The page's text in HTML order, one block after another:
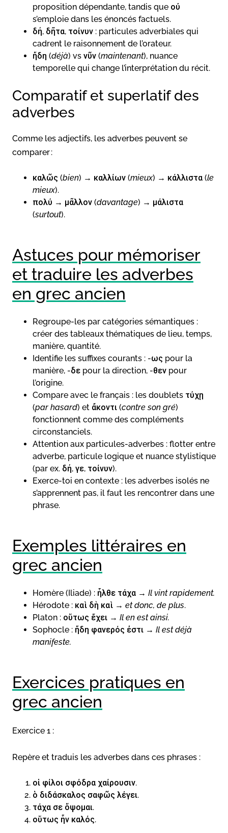
proposition dépendante, tandis que οὐ
s’emploie dans les énoncés factuels.
δή, δῆτα, τοίνυν : particules adverbiales qui
cadrent le raisonnement de l’orateur.
ἤδη (déjà) vs νῦν (maintenant), nuance
temporelle qui change l’interprétation du récit.
Comparatif et superlatif des
adverbes
Comme les adjectifs, les adverbes peuvent se
comparer :
καλῶς (bien) → καλλίων (mieux) → κάλλιστα (le
mieux).
πολύ → μᾶλλον (davantage) → μάλιστα
(surtout).
Astuces pour mémoriser
et traduire les adverbes
en grec ancien
Regroupe-les par catégories sémantiques :
créer des tableaux thématiques de lieu, temps,
manière, quantité.
Identifie les suffixes courants : -ως pour la
manière, -δε pour la direction, -θεν pour
l’origine.
Compare avec le français : les doublets τύχῃ
(par hasard) et ἄκοντι (contre son gré)
fonctionnent comme des compléments
circonstanciels.
Attention aux particules-adverbes : flotter entre
adverbe, particule logique et nuance stylistique
(par ex. δή, γε, τοίνυν).
Exerce-toi en contexte : les adverbes isolés ne
s’apprennent pas, il faut les rencontrer dans une
phrase.
Exemples littéraires en
grec ancien
Homère (Iliade) : ἦλθε τάχα → Il vint rapidement.
Hérodote : καὶ δὴ καὶ → et donc, de plus.
Platon : οὕτως ἔχει → Il en est ainsi.
Sophocle : ἤδη φανερός ἐστι → Il est déjà
manifeste.
Exercices pratiques en
grec ancien
Exercice 1 :
Repère et traduis les adverbes dans ces phrases :
οἱ φίλοι σφόδρα χαίρουσιν.
ὁ διδάσκαλος σαφῶς λέγει.
τάχα σε ὄψομαι.
οὕτως ἦν καλός.